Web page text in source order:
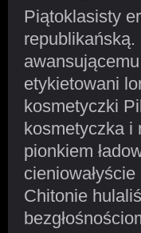
Piątoklasisty
republikańską.
etykietowani
kosmetyczki
kosmetyczka i
pionkiem
Chitonie